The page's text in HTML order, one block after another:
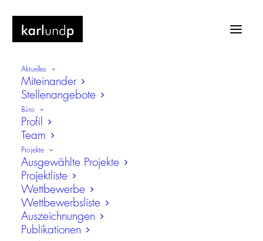
Aktuelles
Miteinander
Stellenangebote
Büro
Profil
Team
Projekte
Ausgewählte Projekte
Projektliste
Wettbewerbe
Wettbewerbsliste
Auszeichnungen
Publikationen
Lobkowitz-Realschule, Neustadt an
der Waldnaab
Erweiterung und Umbau